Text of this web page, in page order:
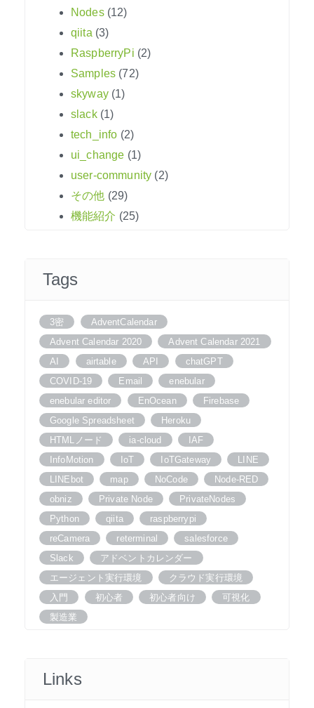
Nodes(12)
qiita (3)
RaspberryPi (2)
Samples (72)
skyway(1)
slack(1)
tech_info (2)
ui_change (1)
user-community (2)
その他 (29)
機能紹介 (25)
Tags
3密
AdventCalendar
Advent Calendar 2020
Advent Calendar 2021
AI
airtable API
chatGPT
COVID-19
Email
enebular
enebular editor
EnOcean
Firebase
Google Spreadsheet
Heroku
HTMLノード
ia-cloud
IAF
InfoMotion
IoT IoTGateway
LINE
LINEbot
map NoCode
Node-RED
obniz
Private Node
PrivateNodes
Python
qiita
raspberrypi
reCamera
reterminal
salesforce
Slack
アドベントカレンダー
エージェント実行環境
クラウド実行環境
入門
初心者 初心者向け
可視化
製造業
Links